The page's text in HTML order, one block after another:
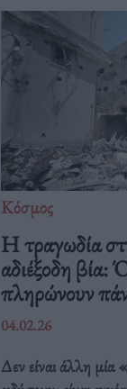
Κόσμος
Η τραγωδία
αδιέξοδη βία:
πληρώνουν
04.02.26
Δεν είναι άλλη μία